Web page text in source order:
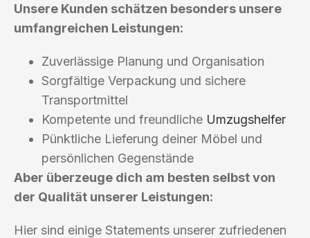
Unsere Kunden schätzen besonders unsere
umfangreichen Leistungen:
Zuverlässige Planung und Organisation
Sorgfältige Verpackung und sichere
Transportmittel
Kompetente und freundliche Umzugshelfer
Pünktliche Lieferung deiner Möbel und
persönlichen Gegenstände
Aber überzeuge dich am besten selbst von
der Qualität unserer Leistungen:
Hier sind einige Statements unserer zufriedenen